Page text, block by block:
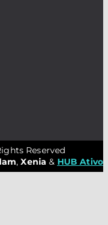
Reserved
,Xenia & HUB Ativo